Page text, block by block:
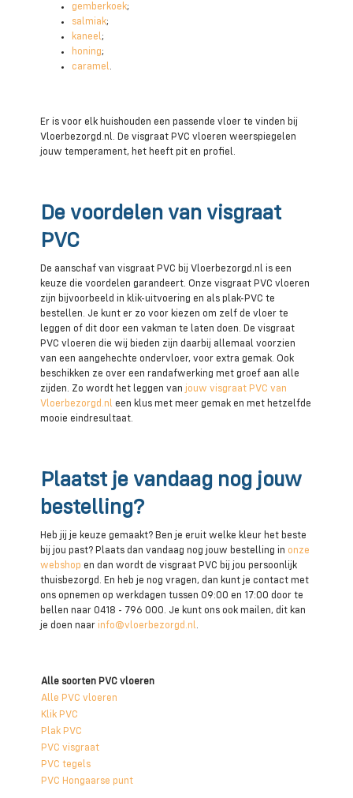
gemberkoek;
salmiak;
kaneel;
honing;
caramel.
Er is voor elk huishouden een passende vloer te vinden bij
Vloerbezorgd.nl. De visgraat PVC vloeren weerspiegelen
jouw temperament, het heeft pit en profiel.
De voordelen van visgraat
PVC
De aanschaf van visgraat PVC bij Vloerbezorgd.nl is een
keuze die voordelen garandeert. Onze visgraat PVC vloeren
zijn bijvoorbeeld in klik-uitvoering en als plak-PVC te
bestellen. Je kunt er zo voor kiezen om zelf de vloer te
leggen of dit door een vakman te laten doen. De visgraat
PVC vloeren die wij bieden zijn daarbij allemaal voorzien
van een aangehechte ondervloer, voor extra gemak. Ook
beschikken ze over een randafwerking met groef aan alle
zijden. Zo wordt het leggen van jouw visgraat PVC van
Vloerbezorgd.nl een klus met meer gemak en met hetzelfde
mooie eindresultaat.
Plaatst je vandaag nog jouw
bestelling?
Heb jij je keuze gemaakt? Ben je eruit welke kleur het beste
bij jou past? Plaats dan vandaag nog jouw bestelling in onze
webshop en dan wordt de visgraat PVC bij jou persoonlijk
thuisbezorgd. En heb je nog vragen, dan kunt je contact met
ons opnemen op werkdagen tussen 09:00 en 17:00 door te
bellen naar 0418 - 796 000. Je kunt ons ook mailen, dit kan
je doen naar info@vloerbezorgd.nl.
Alle soorten PVC vloeren
Alle PVC vloeren
Klik PVC
Plak PVC
PVC visgraat
PVC tegels
PVC Hongaarse punt